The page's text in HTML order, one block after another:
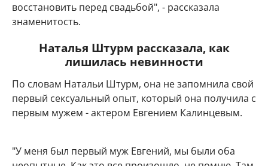
восстановить перед свадьбой", - рассказала
знаменитость.
Наталья Штурм рассказала, как
лишилась невинности
По словам Натальи Штурм, она не запомнила свой
первый сексуальный опыт, который она получила с
первым мужем - актером Евгением Калинцевым.
"У меня был первый муж Евгений, мы были оба